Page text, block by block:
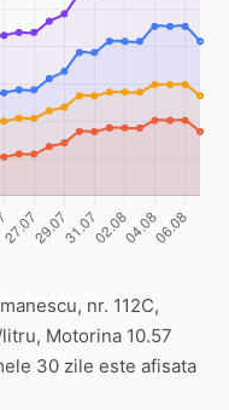
nr. 112C,
Motorina 10.57
30 zile este afisata